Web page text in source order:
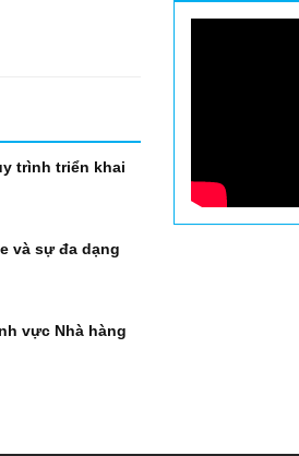
trình triển khai
và sự đa dạng
vực Nhà hàng